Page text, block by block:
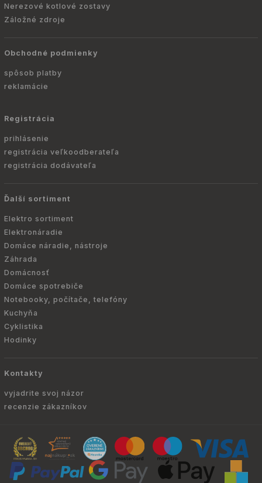
Nerezové kotlové zostavy
Záložné zdroje
Obchodné podmienky
spôsob platby
reklamácie
Registrácia
prihlásenie
registrácia veľkoodberateľa
registrácia dodávateľa
Ďalší sortiment
Elektro sortiment
Elektronáradie
Domáce náradie, nástroje
Záhrada
Domácnosť
Domáce spotrebiče
Notebooky, počítače, telefóny
Kuchyňa
Cyklistika
Hodinky
Kontakty
vyjadrite svoj názor
recenzie zákazníkov